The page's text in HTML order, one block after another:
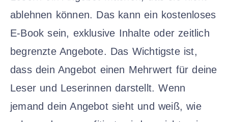
ablehnen können. Das kann ein kostenloses
E-Book sein, exklusive Inhalte oder zeitlich
begrenzte Angebote. Das Wichtigste ist,
dass dein Angebot einen Mehrwert für deine
Leser und Leserinnen darstellt. Wenn
jemand dein Angebot sieht und weiß, wie